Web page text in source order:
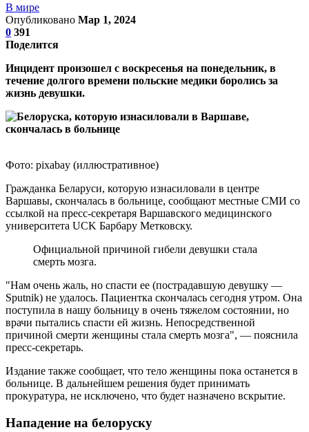
В мире
Опубликовано Мар 1, 2024
0 391
Поделится
Инцидент произошел с воскресенья на понедельник, в
течение долгого времени польские медики боролись за
жизнь девушки.
Фото: pixabay (иллюстративное)
Гражданка Беларуси, которую изнасиловали в центре
Варшавы, скончалась в больнице, сообщают местные СМИ со
ссылкой на пресс-секретаря Варшавского медицинского
университета UCK Барбару Метковску.
Официальной причиной гибели девушки стала
смерть мозга.
"Нам очень жаль, но спасти ее (пострадавшую девушку —
Sputnik) не удалось. Пациентка скончалась сегодня утром. Она
поступила в нашу больницу в очень тяжелом состоянии, но
врачи пытались спасти ей жизнь. Непосредственной
причиной смерти женщины стала смерть мозга", — пояснила
пресс-секретарь.
Издание также сообщает, что тело женщины пока останется в
больнице. В дальнейшем решения будет принимать
прокуратура, не исключено, что будет назначено вскрытие.
Нападение на белоруску